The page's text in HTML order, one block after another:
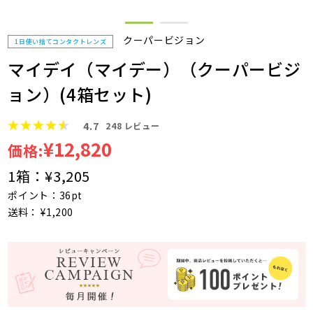
1日使い捨てコンタクトレンズ クーパービジョン
マイデイ（マイデー）（クーパービジ
ョン）(4箱セット)
4.7 248 レビュー
価格:¥12,820
1箱：¥3,205
ポイント：36pt
送料： ¥1,200